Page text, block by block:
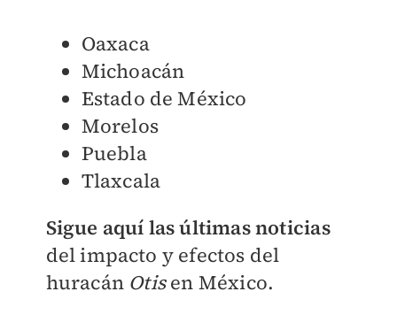
Oaxaca
Michoacán
Estado de México
Morelos
Puebla
Tlaxcala
Sigue aquí las últimas noticias
del impacto y efectos del
huracán Otisen México.